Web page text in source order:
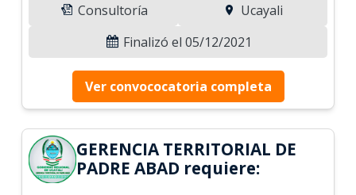
Consultoría
Ucayali
Finalizó el 05/12/2021
Ver convococatoria completa
GERENCIA TERRITORIAL DE
PADRE ABAD requiere: